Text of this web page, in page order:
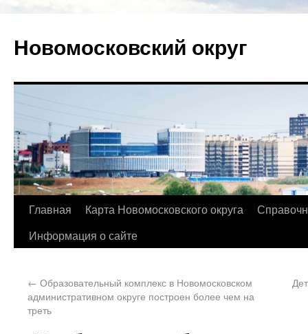
Новомосковский округ
Главная Карта Новомосковского округа
Информация о сайте
← Образовательный комплекс в Новомосковском
административном округе построен более чем на
треть